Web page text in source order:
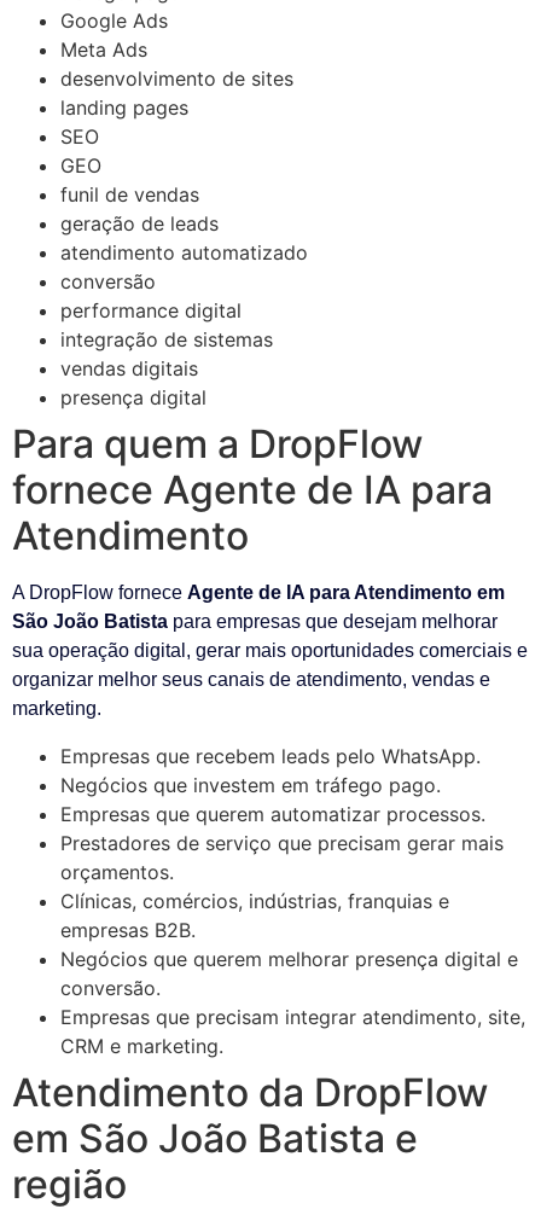
Google Ads
Meta Ads
desenvolvimento de sites
landing pages
SEO
GEO
funil de vendas
geração de leads
atendimento automatizado
conversão
performance digital
integração de sistemas
vendas digitais
presença digital
Para quem a DropFlow
fornece Agente de IA para
Atendimento
A DropFlow fornece Agente de IA para Atendimento em
São João Batista para empresas que desejam melhorar
sua operação digital, gerar mais oportunidades comerciais e
organizar melhor seus canais de atendimento, vendas e
marketing.
Empresas que recebem leads pelo WhatsApp.
Negócios que investem em tráfego pago.
Empresas que querem automatizar processos.
Prestadores de serviço que precisam gerar mais
orçamentos.
Clínicas, comércios, indústrias, franquias e
empresas B2B.
Negócios que querem melhorar presença digital e
conversão.
Empresas que precisam integrar atendimento, site,
CRM e marketing.
Atendimento da DropFlow
em São João Batista e
região